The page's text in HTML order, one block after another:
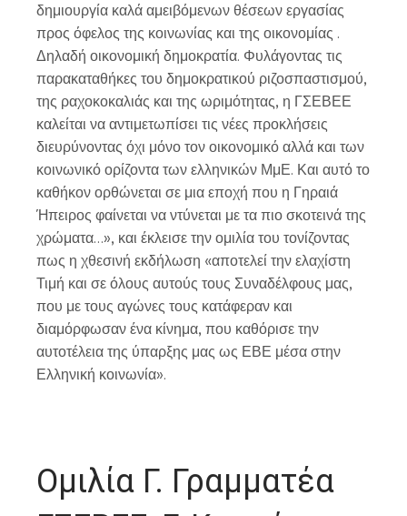
δημιουργία καλά αμειβόμενων θέσεων εργασίας
προς όφελος της κοινωνίας και της οικονομίας .
Δηλαδή οικονομική δημοκρατία. Φυλάγοντας τις
παρακαταθήκες του δημοκρατικού ριζοσπαστισμού,
της ραχοκοκαλιάς και της ωριμότητας, η ΓΣΕΒΕΕ
καλείται να αντιμετωπίσει τις νέες προκλήσεις
διευρύνοντας όχι μόνο τον οικονομικό αλλά και των
κοινωνικό ορίζοντα των ελληνικών ΜμΕ. Και αυτό το
καθήκον ορθώνεται σε μια εποχή που η Γηραιά
Ήπειρος φαίνεται να ντύνεται με τα πιο σκοτεινά της
χρώματα…», και έκλεισε την ομιλία του τονίζοντας
πως η χθεσινή εκδήλωση «αποτελεί την ελαχίστη
Τιμή και σε όλους αυτούς τους Συναδέλφους μας,
που με τους αγώνες τους κατάφεραν και
διαμόρφωσαν ένα κίνημα, που καθόρισε την
αυτοτέλεια της ύπαρξης μας ως ΕΒΕ μέσα στην
Ελληνική κοινωνία».
Ομιλία Γ. Γραμματέα